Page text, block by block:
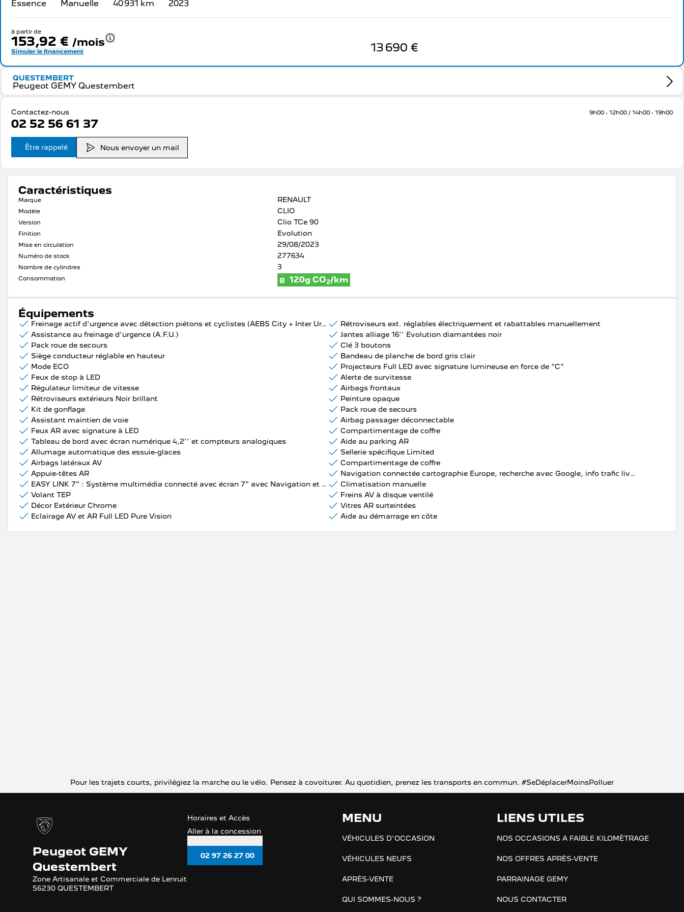
Essence Manuelle 40 931 km 2023
à partir de
153,92 € /mois
Simuler le financement 13 690 €
QUESTEMBERT
Peugeot GEMY Questembert
Contactez-nous 9h00 - 12h00 / 14h00 - 19h00
02 52 56 61 37
Être rappelé Nous envoyer un mail
Caractéristiques
Marque RENAULT
Modèle CLIO
Version Clio TCe 90
Finition Evolution
Mise en circulation 29/08/2023
Numéro de stock 277634
Nombre de cylindres 3
Consommation B 120g CO2/km
Équipements
Freinage actif d'urgence avec détection piétons et cyclistes (AEBS City + Inter Urbain+ Piéton)
Rétroviseurs ext. réglables électriquement et rabattables manuellement
Assistance au freinage d'urgence (A.F.U.)
Jantes alliage 16'' Evolution diamantées noir
Pack roue de secours
Clé 3 boutons
Siège conducteur réglable en hauteur
Bandeau de planche de bord gris clair
Mode ECO
Projecteurs Full LED avec signature lumineuse en force de "C"
Feux de stop à LED
Alerte de survitesse
Régulateur limiteur de vitesse
Airbags frontaux
Rétroviseurs extérieurs Noir brillant
Peinture opaque
Kit de gonflage
Pack roue de secours
Assistant maintien de voie
Airbag passager déconnectable
Feux AR avec signature à LED
Compartimentage de coffre
Tableau de bord avec écran numérique 4,2'' et compteurs analogiques
Aide au parking AR
Allumage automatique des essuie-glaces
Sellerie spécifique Limited
Airbags latéraux AV
Compartimentage de coffre
Appuie-têtes AR
Navigation connectée cartographie Europe, recherche avec Google, info trafic live et auto update
EASY LINK 7" : Système multimédia connecté avec écran 7" avec Navigation et Radio Numérique DAB
Climatisation manuelle
Volant TEP
Freins AV à disque ventilé
Décor Extérieur Chrome
Vitres AR surteintées
Eclairage AV et AR Full LED Pure Vision
Aide au démarrage en côte
Pour les trajets courts, privilégiez la marche ou le vélo. Pensez à covoiturer. Au quotidien, prenez les transports en commun. #SeDéplacerMoinsPolluer
Peugeot GEMY
Questembert
Zone Artisanale et Commerciale de Lenruit
56230 QUESTEMBERT
Horaires et Accès
Aller à la concession
02 97 26 27 00
MENU
VÉHICULES D'OCCASION
VÉHICULES NEUFS
APRÈS-VENTE
QUI SOMMES-NOUS ?
LIENS UTILES
NOS OCCASIONS A FAIBLE KILOMÈTRAGE
NOS OFFRES APRÈS-VENTE
PARRAINAGE GEMY
NOUS CONTACTER